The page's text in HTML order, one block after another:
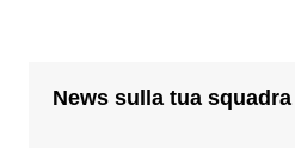
News sulla tua squadra